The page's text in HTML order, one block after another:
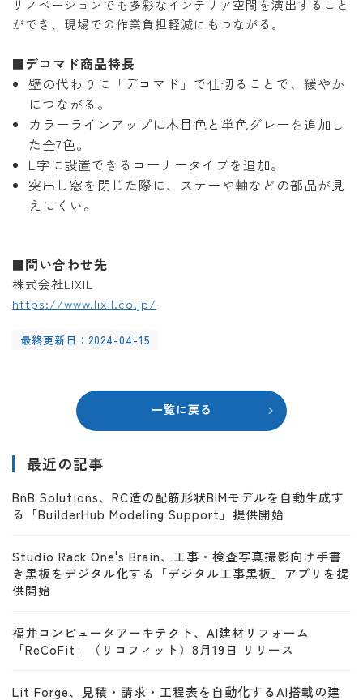
リノベーションでも多彩なインテリア空間を演出すること
ができ、現場での作業負担軽減にもつながる。
■デコマド商品特長
壁の代わりに「デコマド」で仕切ることで、緩やか
につながる。
カラーラインアップに木目色と単色グレーを追加し
た全7色。
L字に設置できるコーナータイプを追加。
突出し窓を閉じた際に、ステーや軸などの部品が見
えにくい。
■問い合わせ先
株式会社LIXIL
https://www.lixil.co.jp/
最終更新日：2024-04-15
一覧に戻る
最近の記事
BnB Solutions、RC造の配筋形状BIMモデルを自動生成す
る「BuilderHub Modeling Support」提供開始
Studio Rack One's Brain、工事・検査写真撮影向け手書
き黒板をデジタル化する「デジタル工事黒板」アプリを提
供開始
福井コンピュータアーキテクト、AI建材リフォーム
「ReCoFit」（リコフィット）8月19日 リリース
Lit Forge、見積・請求・工程表を自動化するAI搭載の建